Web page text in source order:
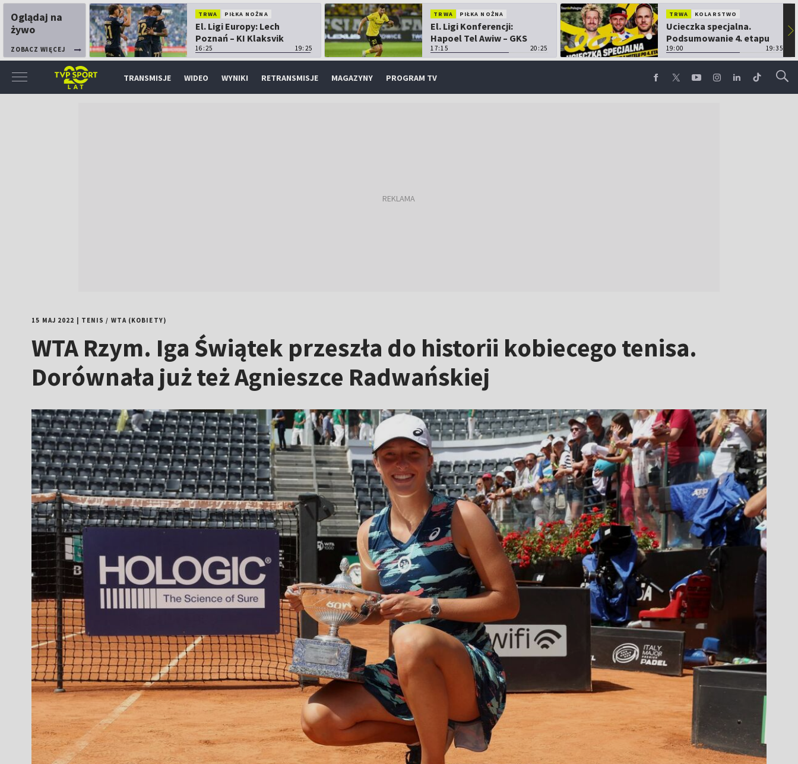
Oglądaj na
żywo
ZOBACZ WIĘCEJ
TRWA PIŁKA NOŻNA
El. Ligi Europy: Lech
Poznań – KI Klaksvik
16:25 19:25
TRWA PIŁKA NOŻNA
El. Ligi Konferencji:
Hapoel Tel Awiw – GKS
Katowice
17:15 20:25
TRWA KOLARSTWO
Ucieczka specjalna.
Podsumowanie 4. etapu
TdP
19:00 19:35
▶
TRANSMISJE WIDEO WYNIKI RETRANSMISJE MAGAZYNY PROGRAM TV
15 MAJ 2022 TENIS / WTA (KOBIETY)
WTA Rzym. Iga Świątek przeszła do historii kobiecego tenisa.
Dorównała już też Agnieszce Radwańskiej